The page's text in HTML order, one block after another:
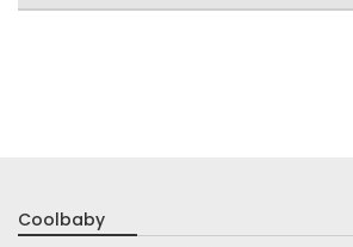
Coolbaby